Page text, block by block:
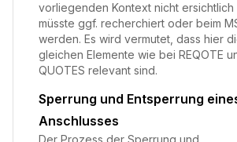
vorliegenden Kontext nicht ersichtlich
müsste ggf. recherchiert oder beim
werden. Es wird vermutet, dass hier
gleichen Elemente wie bei REQOTE
QUOTES relevant sind.
Sperrung und Entsperrung
Anschlusses
Der Prozess der Sperrung und